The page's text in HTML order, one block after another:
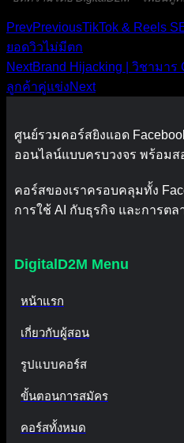
PrevPreviousTikTok & Reels
ยอดวิวไม่มีตก
NextBrand Hijacking | วิชามาร
ลูกค้าคู่แข่งNext
ศูนย์รวมคอร์สยิงแอด
ออนไลน์แบบครบวงจร พร้อมส
คอร์สของเราครอบคลุมทั้ง
การใช้ AI กับธุรกิจ และการต
DigitalD2M Menu
หน้าแรก
เกี่ยวกับผู้สอน
รูปแบบคอร์ส
ขั้นตอนการสมัคร
คอร์สทั้งหมด